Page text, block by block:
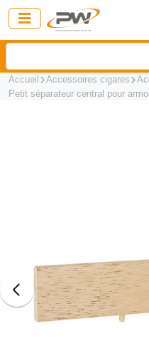
Accueil Accessoires cigares
Petit séparateur central pour